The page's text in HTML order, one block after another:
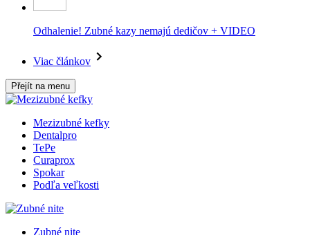
Odhalenie! Zubné kazy nemajú dedičov + VIDEO
Viac článkov
Přejít na menu
Mezizubné kefky
Dentalpro
TePe
Curaprox
Spokar
Podľa veľkosti
Zubné nite